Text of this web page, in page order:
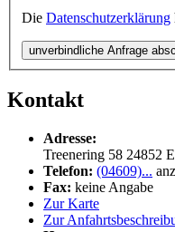
Die Datenschutzerklärung
unverbindliche Anfrage
Kontakt
Adresse:
Treenering 58 24852
Telefon: (04609)...
Fax: keine Angabe
Zur Karte
Zur